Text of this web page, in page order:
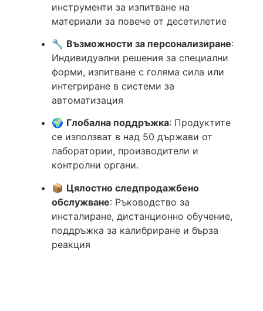
инструменти за изпитване на
материали за повече от десетилетие
🔧 Възможности за персонализиране:
Индивидуални решения за специални
форми, изпитване с голяма сила или
интегриране в системи за
автоматизация
🌍 Глобална поддръжка: Продуктите
се използват в над 50 държави от
лаборатории, производители и
контролни органи.
📦 Цялостно следпродажбено
обслужване: Ръководство за
инсталиране, дистанционно обучение,
поддръжка за калибриране и бърза
реакция